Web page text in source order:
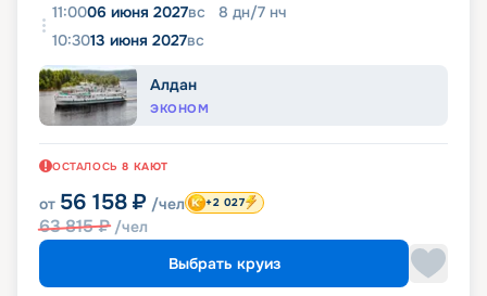
11:0006 июня 2027вс 8 дн/7 нч
10:3013 июня 2027вс
Алдан
ЭКОНОМ
ОСТАЛОСЬ 8 КАЮТ
от 56 158 ₽ /чел
63 815₽ /чел
+2 027
Выбрать круиз